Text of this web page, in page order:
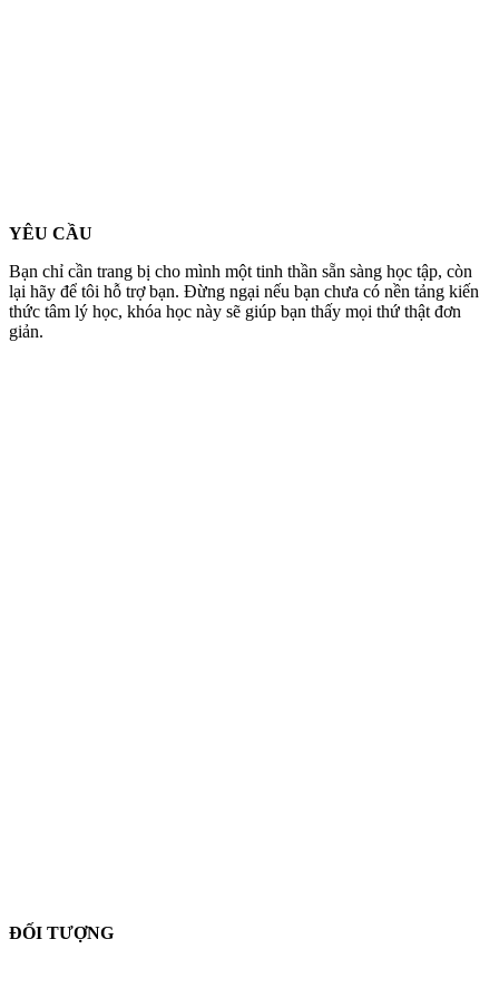
YÊU CẦU
Bạn chỉ cần trang bị cho mình một tinh thần sẵn sàng học tập, còn
lại hãy để tôi hỗ trợ bạn. Đừng ngại nếu bạn chưa có nền tảng kiến
thức tâm lý học, khóa học này sẽ giúp bạn thấy mọi thứ thật đơn
giản.
ĐỐI TƯỢNG